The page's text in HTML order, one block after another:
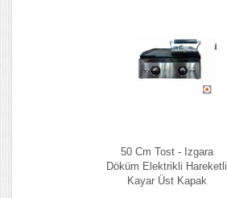
50 Cm Tost - Izgara
Döküm Elektrikli Hareketli
Kayar Üst Kapak